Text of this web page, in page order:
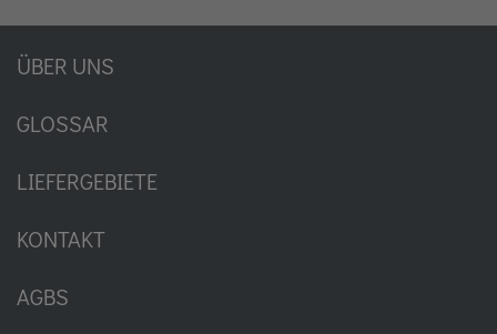
ÜBER UNS
GLOSSAR
LIEFERGEBIETE
KONTAKT
AGBS